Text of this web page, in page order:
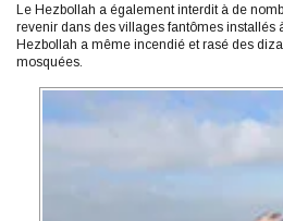
Le Hezbollah a également interdit à de
revenir dans des villages fantômes installés
Hezbollah a même incendié et rasé des
mosquées.